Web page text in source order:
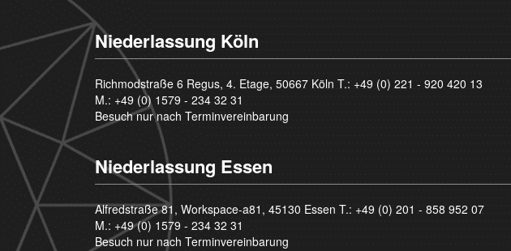
Niederlassung Köln
Richmodstraße 6 Regus, 4. Etage, 50667 Köln T.: +49 (0) 221 - 920 420 13
M.: +49 (0) 1579 - 234 32 31
Besuch nur nach Terminvereinbarung
Niederlassung Essen
Alfredstraße 81, Workspace-a81, 45130 Essen T.: +49 (0) 201 - 858 952 07
M.: +49 (0) 1579 - 234 32 31
Besuch nur nach Terminvereinbarung